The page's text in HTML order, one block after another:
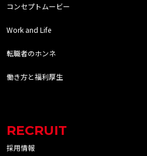
コンセプトムービー
Work and Life
転職者のホンネ
働き方と福利厚生
RECRUIT
採用情報